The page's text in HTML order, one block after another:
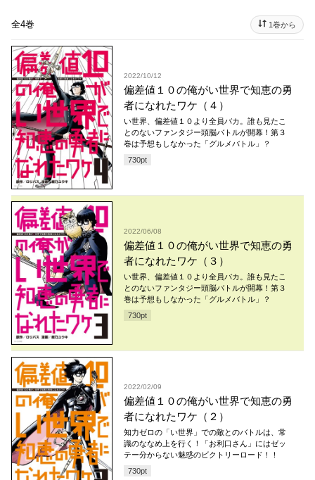
全4巻 1巻から
2022/10/12
偏差値１０の俺がい世界で知恵の勇
者になれたワケ（４）
い世界、偏差値１０より全員バカ。誰も見たこ
とのないファンタジー頭脳バトルが開幕！第３
巻は予想もしなかった「グルメバトル」？
730pt
2022/06/08
偏差値１０の俺がい世界で知恵の勇
者になれたワケ（３）
い世界、偏差値１０より全員バカ。誰も見たこ
とのないファンタジー頭脳バトルが開幕！第３
巻は予想もしなかった「グルメバトル」？
730pt
2022/02/09
偏差値１０の俺がい世界で知恵の勇
者になれたワケ（２）
知力ゼロの「い世界」での敵とのバトルは、常
識のななめ上を行く！「お利口さん」にはゼッ
テー分からない魅惑のビクトリーロード！！
730pt